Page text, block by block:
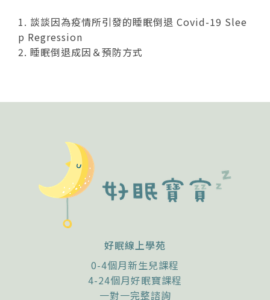
r
1. 談談因為疫情所引發的睡眠倒退 Covid-19 Slee
p Regression
2. 睡眠倒退成因＆預防方式
好眠線上學苑
0-4個月新生兒課程
4-24個月好眠寶課程
一對一完整諮詢